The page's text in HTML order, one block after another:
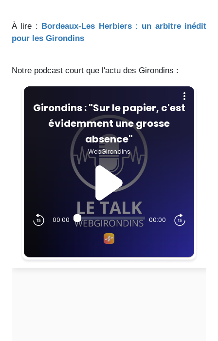
À lire : Bordeaux-Les Herbiers : un arbitre inédit
pour les Girondins
Notre podcast court que l'actu des Girondins :